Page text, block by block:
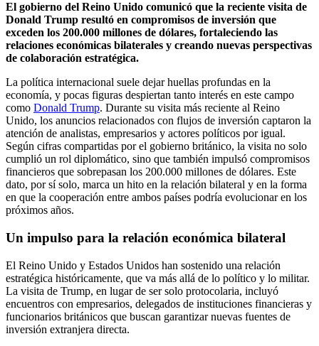
El gobierno del Reino Unido comunicó que la reciente visita de
Donald Trump resultó en compromisos de inversión que
exceden los 200.000 millones de dólares, fortaleciendo las
relaciones económicas bilaterales y creando nuevas perspectivas
de colaboración estratégica.
La política internacional suele dejar huellas profundas en la
economía, y pocas figuras despiertan tanto interés en este campo
como Donald Trump. Durante su visita más reciente al Reino
Unido, los anuncios relacionados con flujos de inversión captaron la
atención de analistas, empresarios y actores políticos por igual.
Según cifras compartidas por el gobierno británico, la visita no solo
cumplió un rol diplomático, sino que también impulsó compromisos
financieros que sobrepasan los 200.000 millones de dólares. Este
dato, por sí solo, marca un hito en la relación bilateral y en la forma
en que la cooperación entre ambos países podría evolucionar en los
próximos años.
Un impulso para la relación económica bilateral
El Reino Unido y Estados Unidos han sostenido una relación
estratégica históricamente, que va más allá de lo político y lo militar.
La visita de Trump, en lugar de ser solo protocolaria, incluyó
encuentros con empresarios, delegados de instituciones financieras y
funcionarios británicos que buscan garantizar nuevas fuentes de
inversión extranjera directa.